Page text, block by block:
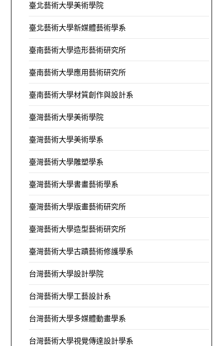
臺北藝術大學美術學院
臺北藝術大學新媒體藝術學系
臺南藝術大學造形藝術研究所
臺南藝術大學應用藝術研究所
臺南藝術大學材質創作與設計系
臺灣藝術大學美術學院
臺灣藝術大學美術學系
臺灣藝術大學雕塑學系
臺灣藝術大學書畫藝術學系
臺灣藝術大學版畫藝術研究所
臺灣藝術大學造型藝術研究所
臺灣藝術大學古蹟藝術修護學系
台灣藝術大學設計學院
台灣藝術大學工藝設計系
台灣藝術大學多媒體動畫學系
台灣藝術大學視覺傳達設計學系